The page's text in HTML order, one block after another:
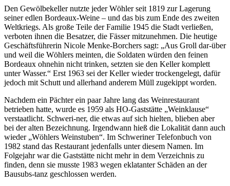
Den Gewölbekeller nutzte jeder Wöhler seit 1819 zur Lagerung
seiner edlen Bordeaux-Weine – und das bis zum Ende des zweiten
Weltkriegs. Als große Teile der Familie 1945 die Stadt verließen,
verboten ihnen die Besatzer, die Fässer mitzunehmen. Die heutige
Geschäftsführerin Nicole Menke-Borchers sagt: „Aus Groll dar-über
und weil die Wöhlers meinten, die Soldaten würden den feinen
Bordeaux ohnehin nicht trinken, setzten sie den Keller komplett
unter Wasser.“ Erst 1963 sei der Keller wieder trockengelegt, dafür
jedoch mit Schutt und allerhand anderem Müll zugekippt worden.
Nachdem ein Pächter ein paar Jahre lang das Weinrestaurant
betrieben hatte, wurde es 1959 als HO-Gaststätte „Weinklause“
verstaatlicht. Schweri-ner, die etwas auf sich hielten, blieben aber
bei der alten Bezeichnung. Irgendwann hieß die Lokalität dann auch
wieder „Wöhlers Weinstuben“. Im Schweriner Telefonbuch von
1982 stand das Restaurant jedenfalls unter diesem Namen. Im
Folgejahr war die Gaststätte nicht mehr in dem Verzeichnis zu
finden, denn sie musste 1983 wegen eklatanter Schäden an der
Bausubs-tanz geschlossen werden.